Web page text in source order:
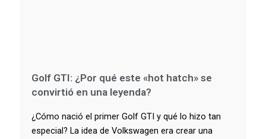
Golf GTI: ¿Por qué este «hot hatch» se
convirtió en una leyenda?
¿Cómo nació el primer Golf GTI y qué lo hizo tan
especial? La idea de Volkswagen era crear una